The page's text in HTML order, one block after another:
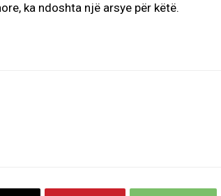
ka ndoshta një arsye për këtë.